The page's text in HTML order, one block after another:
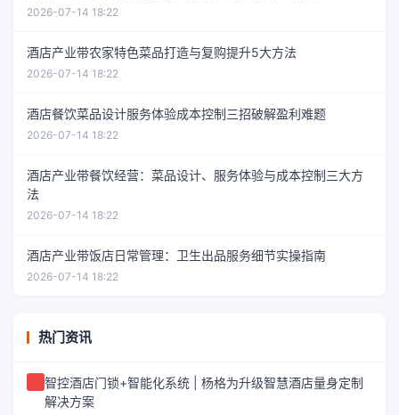
2026-07-14 18:22
酒店产业带农家特色菜品打造与复购提升5大方法
2026-07-14 18:22
酒店餐饮菜品设计服务体验成本控制三招破解盈利难题
2026-07-14 18:22
酒店产业带餐饮经营：菜品设计、服务体验与成本控制三大方
法
2026-07-14 18:22
酒店产业带饭店日常管理：卫生出品服务细节实操指南
2026-07-14 18:22
热门资讯
智控酒店门锁+智能化系统 | 杨格为升级智慧酒店量身定制
解决方案